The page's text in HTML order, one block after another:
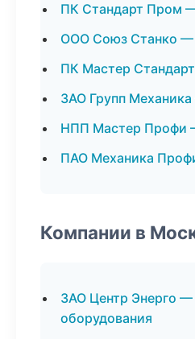
ПК Стандарт Пром
ООО Союз Станко —
ПК Мастер
ЗАО Групп
НПП Мастер Профи
ПАО Механика
Компании в
ЗАО Центр Энерго
оборудования